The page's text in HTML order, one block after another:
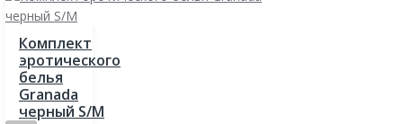
Комплект
эротического
белья
Granada
черный S/M